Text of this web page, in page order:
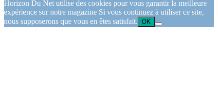
Horizon Du Net utilise des cookies pour vous garantir la meilleure
expérience sur notre magazine Si vous continuez à utiliser ce site,
nous supposerons que vous en êtes satisfait. OK